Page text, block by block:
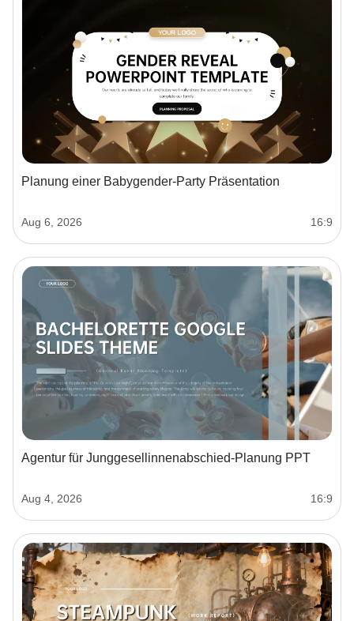
Planung einer Babygender-Party Präsentation
Aug 6, 2026 16:9
Agentur für Junggesellinnenabschied-Planung PPT
Aug 4, 2026 16:9